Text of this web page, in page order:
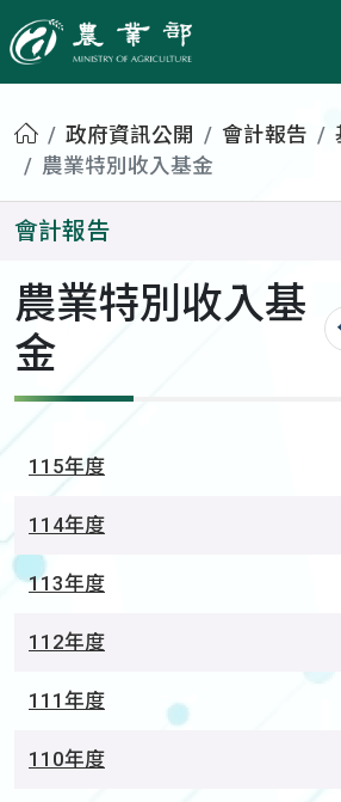
農業部
首頁政府資訊公開 會計報告
農業特別收入基金
會計報告
農業特別收入基
金
115年度
114年度
113年度
112年度
111年度
110年度